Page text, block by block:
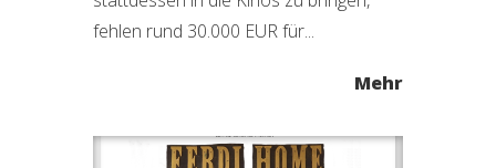
fehlen rund 30.000 EUR für...
Mehr